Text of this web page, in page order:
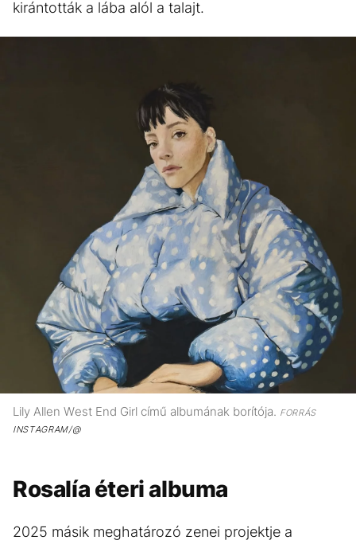
kirántották a lába alól a talajt.
Lily Allen West End Girl című albumának borítója. FORRÁS
INSTAGRAM/@
Rosalía éteri albuma
2025 másik meghatározó zenei projektje a